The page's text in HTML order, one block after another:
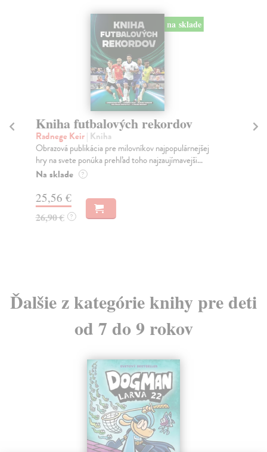
na sklade
Kniha futbalových rekordov
Radnege Keir| Kniha
Obrazová publikácia pre milovníkov najpopulárnejšej
hry na svete ponúka prehľad toho najzaujímavejši...
Na sklade ?
25,56 €
26,90 € ?
Ďalšie z kategórie knihy pre deti
od 7 do 9 rokov